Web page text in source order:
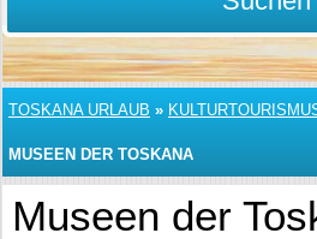
TOSKANA URLAUB »
MUSEEN DER TOSKANA
Museen der